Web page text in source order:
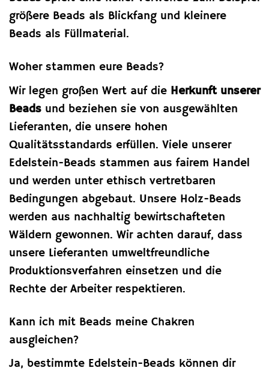
größere Beads als Blickfang und kleinere
Beads als Füllmaterial.
Woher stammen eure Beads?
Wir legen großen Wert auf die Herkunft unserer
Beads und beziehen sie von ausgewählten
Lieferanten, die unsere hohen
Qualitätsstandards erfüllen. Viele unserer
Edelstein-Beads stammen aus fairem Handel
und werden unter ethisch vertretbaren
Bedingungen abgebaut. Unsere Holz-Beads
werden aus nachhaltig bewirtschafteten
Wäldern gewonnen. Wir achten darauf, dass
unsere Lieferanten umweltfreundliche
Produktionsverfahren einsetzen und die
Rechte der Arbeiter respektieren.
Kann ich mit Beads meine Chakren
ausgleichen?
Ja, bestimmte Edelstein-Beads können dir